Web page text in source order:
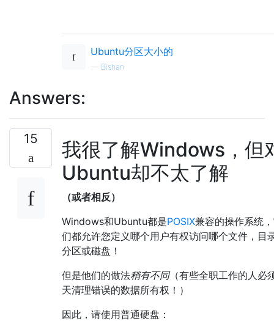
Ubuntu分区大小的
— Bishan
Answers:
15
我很了解Windows，但
Ubuntu却不太了解
（或者相反）
Windows和Ubuntu都是POSIX兼容的操作系统
们都允许您定义哪个用户有权访问哪个文件，目
分区或磁盘！
但是他们的做法稍有不同（有些全职工作的人必
天清理错误的数据所有权！）
因此，请使用普通硬盘：